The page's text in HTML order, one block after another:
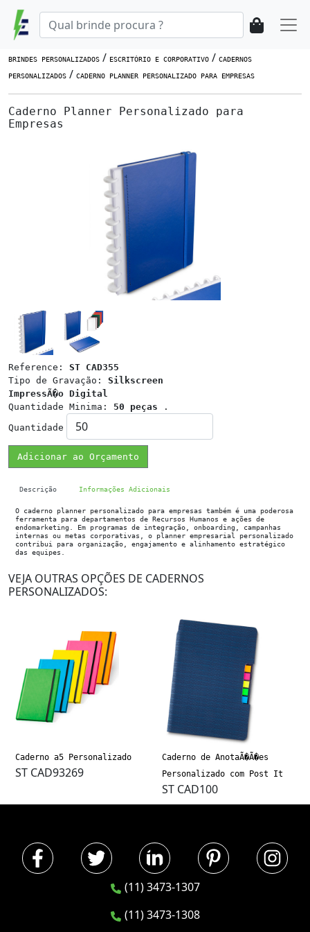
BRINDES PERSONALIZADOS / ESCRITÓRIO E CORPORATIVO / CADERNOS
PERSONALIZADOS / CADERNO PLANNER PERSONALIZADO PARA EMPRESAS
Caderno Planner Personalizado para
Empresas
Reference: ST CAD355
Tipo de Gravação: Silkscreen
ImpressÃ�o Digital
Quantidade Minima: 50 peças .
Quantidade
Adicionar ao Orçamento
Descrição Informações Adicionais
O caderno planner personalizado para empresas também é uma poderosa
ferramenta para departamentos de Recursos Humanos e ações de
endomarketing. Em programas de integração, onboarding, campanhas
internas ou metas corporativas, o planner empresarial personalizado
contribui para organização, engajamento e alinhamento estratégico
das equipes.
VEJA OUTRAS OPÇÕES DE CADERNOS
PERSONALIZADOS:
Caderno a5 Personalizado
ST CAD93269
Caderno de AnotaÃ�Ã�es
Personalizado com Post It
ST CAD100
(11) 3473-1307
(11) 3473-1308